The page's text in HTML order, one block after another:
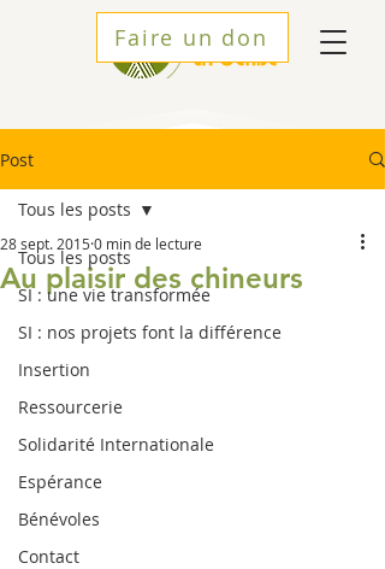
Faire un don
Post
Tous les posts
SI : une vie transformée
SI : nos projets font la différence
Insertion
Ressourcerie
Solidarité Internationale
Espérance
Bénévoles
Contact
Tous les posts
Au plaisir des chineurs
28 sept. 2015 0 min de lecture